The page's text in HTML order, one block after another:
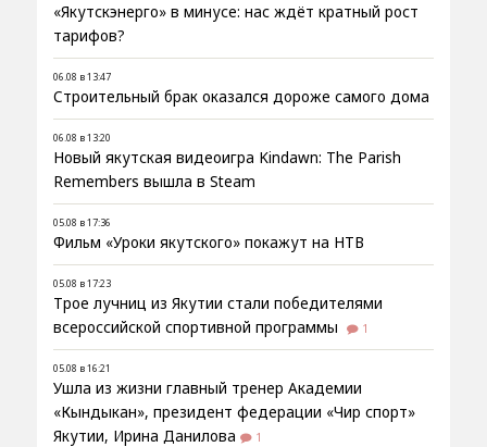
«Якутскэнерго» в минусе: нас ждёт кратный рост
тарифов?
06.08 в 13:47
Строительный брак оказался дороже самого дома
06.08 в 13:20
Новый якутская видеоигра Kindawn: The Parish
Remembers вышла в Steam
05.08 в 17:36
Фильм «Уроки якутского» покажут на НТВ
05.08 в 17:23
Трое лучниц из Якутии стали победителями
всероссийской спортивной программы
1
05.08 в 16:21
Ушла из жизни главный тренер Академии
«Кындыкан», президент федерации «Чир спорт»
Якутии, Ирина Данилова
1